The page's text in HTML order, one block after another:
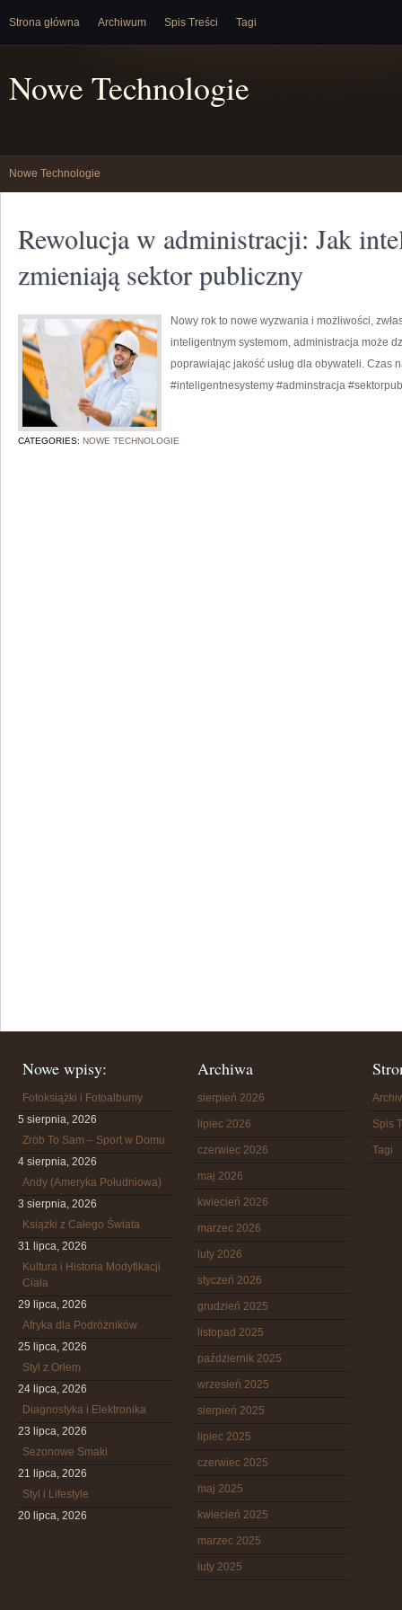
Strona główna Archiwum Spis Treści Tagi
Nowe Technologie
Nowe Technologie
Rewolucja w administracji: Jak
zmieniają sektor publiczny
Nowy rok to nowe wyzwania i możliwości,
inteligentnym systemom, administracja może
poprawiając jakość usług dla obywateli. Czas
#inteligentnesystemy #adminstracja
CATEGORIES: NOWE TECHNOLOGIE
Nowe wpisy:
Fotoksiążki i Fotoalbumy
5 sierpnia, 2026
Zrób To Sam – Sport w Domu
4 sierpnia, 2026
Andy (Ameryka Południowa)
3 sierpnia, 2026
Książki z Całego Świata
31 lipca, 2026
Kultura i Historia Modyfikacji
Ciała
29 lipca, 2026
Afryka dla Podróżników
25 lipca, 2026
Styl z Orłem
24 lipca, 2026
Diagnostyka i Elektronika
23 lipca, 2026
Sezonowe Smaki
21 lipca, 2026
Styl i Lifestyle
20 lipca, 2026
Archiwa
sierpień 2026
lipiec 2026
czerwiec 2026
maj 2026
kwiecień 2026
marzec 2026
luty 2026
styczeń 2026
grudzień 2025
listopad 2025
październik 2025
wrzesień 2025
sierpień 2025
lipiec 2025
czerwiec 2025
maj 2025
kwiecień 2025
marzec 2025
luty 2025
Spis
Tagi